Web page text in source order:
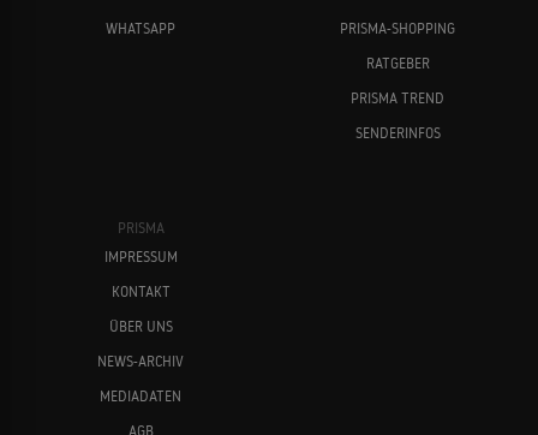
WHATSAPP
PRISMA-SHOPPING
RATGEBER
PRISMA TREND
SENDERINFOS
PRISMA
IMPRESSUM
KONTAKT
ÜBER UNS
NEWS-ARCHIV
MEDIADATEN
AGB